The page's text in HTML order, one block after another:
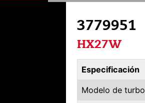
3779951
HX27W
Especificación
Modelo de turbo